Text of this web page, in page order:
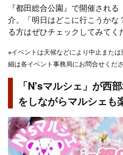
『都田総合公園』で開催され
介。「明日はどこに行こうかな
る方はぜひチェックしてみてく
※イベントは天候などにより中止また
細は各イベント事務局にお問合せくださ
「N'sマルシェ」が西
をしながらマルシェも